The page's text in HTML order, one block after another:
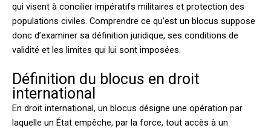
qui visent à concilier impératifs militaires et protection des
populations civiles. Comprendre ce qu’est un blocus suppose
donc d’examiner sa définition juridique, ses conditions de
validité et les limites qui lui sont imposées.
Définition du blocus en droit
international
En droit international, un blocus désigne une opération par
laquelle un État empêche, par la force, tout accès à un